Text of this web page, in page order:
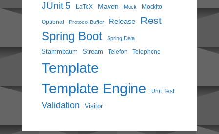
JUnit 5 LaTeX Maven Mock Mockito
Optional Protocol Buffer Release Rest
Spring Boot Spring Data
Stammbaum Stream Telefon Telephone
Template
Template Engine Unit Test
Validation Visitor